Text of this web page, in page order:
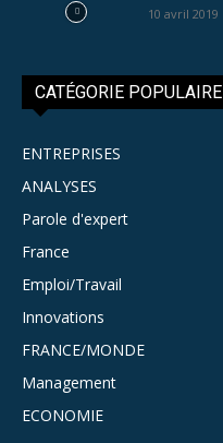
10 avril 2019
CATÉGORIE POPULAIRE
ENTREPRISES
ANALYSES
Parole d'expert
France
Emploi/Travail
Innovations
FRANCE/MONDE
Management
ECONOMIE